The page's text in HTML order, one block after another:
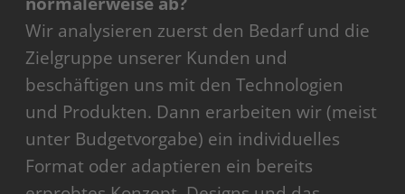
Wir analysieren zuerst den Bedarf und die
Zielgruppe unserer Kunden und
beschäftigen uns mit den Technologien
und Produkten. Dann erarbeiten wir (meist
unter Budgetvorgabe) ein individuelles
Format oder adaptieren ein bereits